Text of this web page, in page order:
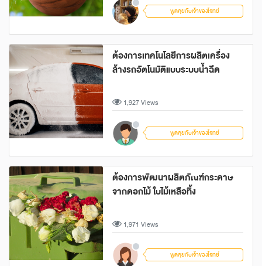
พูดคุยกับเจ้าของโจทย์
ต้องการเทคโนโลยีการผลิตเครื่อง
ล้างรถอัตโนมัติแบบระบบน้ำฉีด
1,927 Views
พูดคุยกับเจ้าของโจทย์
ต้องการพัฒนาผลิตภัณฑ์กระดาษ
จากดอกไม้ ใบไม้เหลือทิ้ง
1,971 Views
พูดคุยกับเจ้าของโจทย์